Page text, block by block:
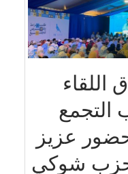
اللقاء
التجمع
عزيز
شوكي